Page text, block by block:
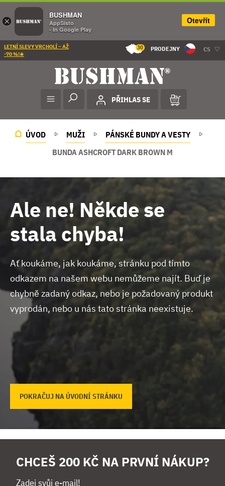
LETNÍ SLEVY VRCHOLÍ – AŽ
-70 %!☀️
30 PRODEJNY CS
PŘIHLAS SE
ÚVOD MUŽI
PÁNSKÉ BUNDY A VESTY
BUNDA ASHCROFT DARK BROWN M
Ale ne! Někde se
stala chyba!
Ať koukáme, jak koukáme, stránku pod tímto
odkazem na našem webu nemůžeme najít. Buď je
chybně zadaný odkaz, nebo je požadovaný produkt
vyprodán, nebo u nás tato stránka neexistuje.
POKRAČUJ NA ÚVODNÍ STRÁNKU
CHCEŠ 200 KČ NA PRVNÍ NÁKUP?
Zadej svůj e-mail!
×
BUSHMAN
AppSisto
- In Google Play
Otevřít